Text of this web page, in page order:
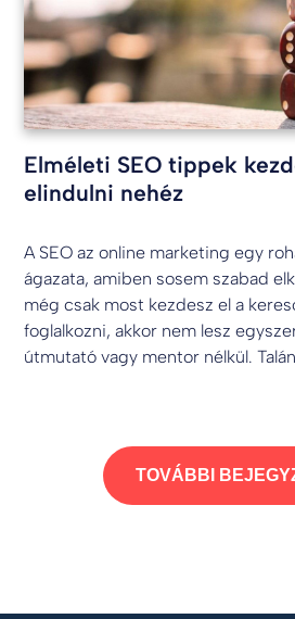
Elméleti SEO tippek
elindulni nehéz
A SEO az online marketing egy
ágazata, amiben sosem szabad
még csak most kezdesz el a
foglalkozni, akkor nem lesz
útmutató vagy mentor nélkül.
TOVÁBBI